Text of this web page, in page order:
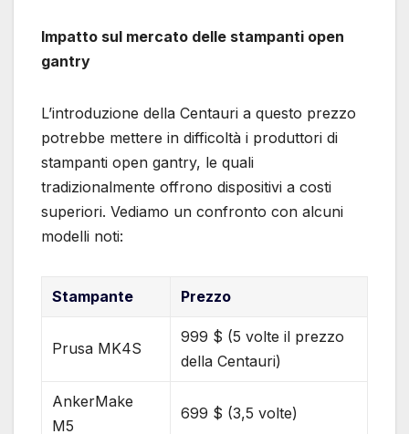
Impatto sul mercato delle stampanti open
gantry
L’introduzione della Centauri a questo prezzo
potrebbe mettere in difficoltà i produttori di
stampanti open gantry, le quali
tradizionalmente offrono dispositivi a costi
superiori. Vediamo un confronto con alcuni
modelli noti:
Stampante Prezzo
Prusa MK4S
999 $ (5 volte il prezzo
della Centauri)
AnkerMake
M5
699 $ (3,5 volte)